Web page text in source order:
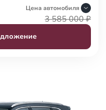
Цена автомобиля
3 585 000 ₽